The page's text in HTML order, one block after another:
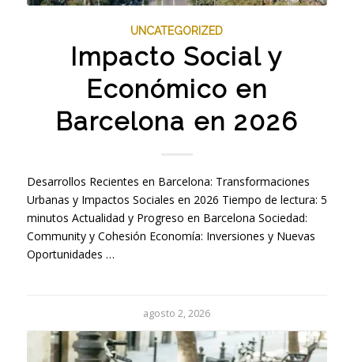
UNCATEGORIZED
Impacto Social y
Económico en
Barcelona en 2026
Desarrollos Recientes en Barcelona: Transformaciones
Urbanas y Impactos Sociales en 2026 Tiempo de lectura: 5
minutos Actualidad y Progreso en Barcelona Sociedad:
Community y Cohesión Economía: Inversiones y Nuevas
Oportunidades …
agosto 2, 2026